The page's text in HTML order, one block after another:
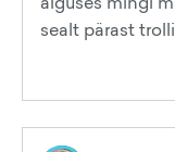
sealt pärast